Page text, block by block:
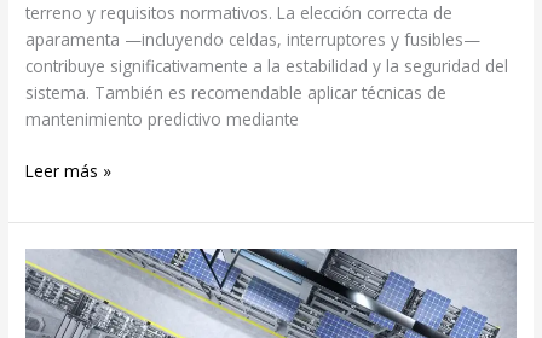
terreno y requisitos normativos. La elección correcta de
aparamenta —incluyendo celdas, interruptores y fusibles—
contribuye significativamente a la estabilidad y la seguridad del
sistema. También es recomendable aplicar técnicas de
mantenimiento predictivo mediante
Leer más »